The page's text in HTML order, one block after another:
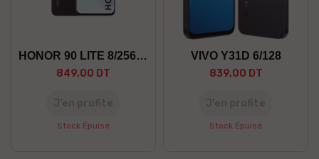
HONOR 90 LITE 8/256 5G
849,00 DT
Stock Épuisé
VIVO Y31D 6/128
839,00 DT
Stock Épuisé